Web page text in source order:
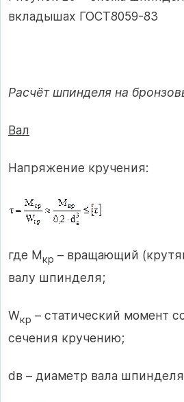
вкладышах ГОСТ8059-83
Расчёт шпинделя на
Вал
Напряжение кручения:
где Мкр – вращающий
валу шпинделя;
Wкр – статический момент
сечения кручению;
dв – диаметр вала